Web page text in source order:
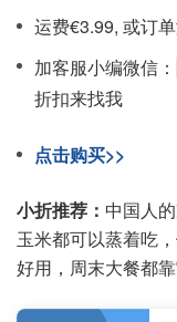
运费€3.99, 或订
加客服小编微信：
折扣来找我
点击购买>>
小折推荐： 中国人
玉米都可以蒸着吃
好用，周末大餐都靠